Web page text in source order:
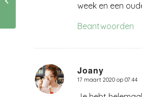
week en een
Beantwoorden
Joany
zegt:
17 maart 2020 op 07:44